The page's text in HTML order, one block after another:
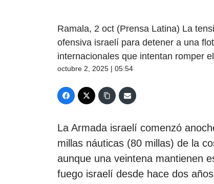
Ramala, 2 oct (Prensa Latina) La
ofensiva israelí para detener a una
internacionales que intentan romper
octubre 2, 2025 | 05:54
La Armada israelí comenzó
millas náuticas (80 millas) de la
aunque una veintena mantienen
fuego israelí desde hace dos